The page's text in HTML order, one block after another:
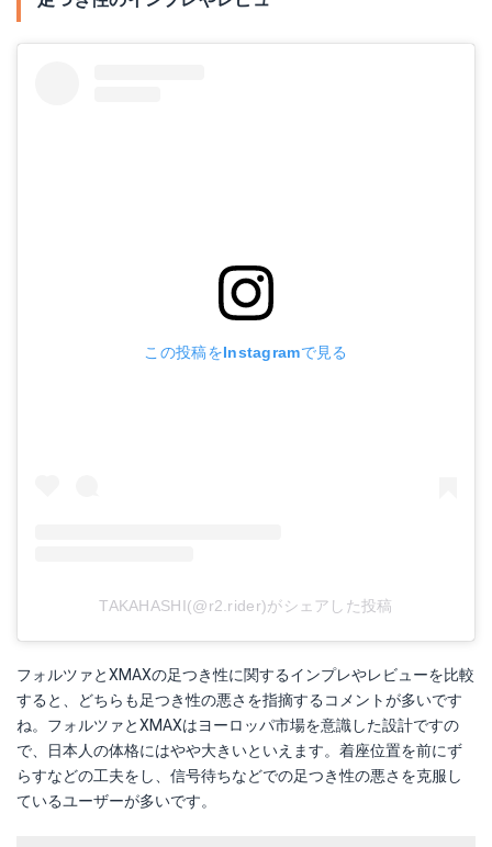
この投稿をInstagramで見る
TAKAHASHI(@r2.rider)がシェアした投稿
フォルツァとXMAXの足つき性に関するインプレやレビューを比較
すると、どちらも足つき性の悪さを指摘するコメントが多いです
ね。フォルツァとXMAXはヨーロッパ市場を意識した設計ですの
で、日本人の体格にはやや大きいといえます。着座位置を前にず
らすなどの工夫をし、信号待ちなどでの足つき性の悪さを克服し
ているユーザーが多いです。